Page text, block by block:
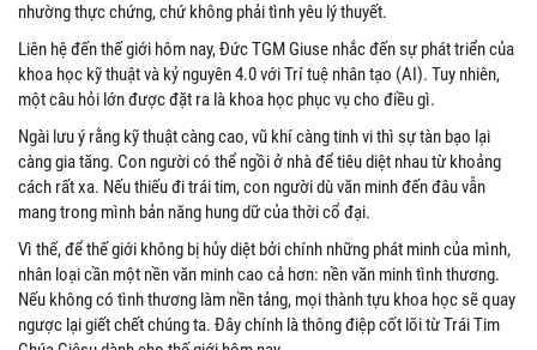
nhường thực chứng, chứ không phải tình yêu lý thuyết.
Liên hệ đến thế giới hôm nay, Đức TGM Giuse nhắc đến sự phát triển của
khoa học kỹ thuật và kỷ nguyên 4.0 với Trí tuệ nhân tạo (AI). Tuy nhiên,
một câu hỏi lớn được đặt ra là khoa học phục vụ cho điều gì.
Ngài lưu ý rằng kỹ thuật càng cao, vũ khí càng tinh vi thì sự tàn bạo lại
càng gia tăng. Con người có thể ngồi ở nhà để tiêu diệt nhau từ khoảng
cách rất xa. Nếu thiếu đi trái tim, con người dù văn minh đến đâu vẫn
mang trong mình bản năng hung dữ của thời cổ đại.
Vì thế, để thế giới không bị hủy diệt bởi chính những phát minh của mình,
nhân loại cần một nền văn minh cao cả hơn: nền văn minh tình thương.
Nếu không có tình thương làm nền tảng, mọi thành tựu khoa học sẽ quay
ngược lại giết chết chúng ta. Đây chính là thông điệp cốt lõi từ Trái Tim